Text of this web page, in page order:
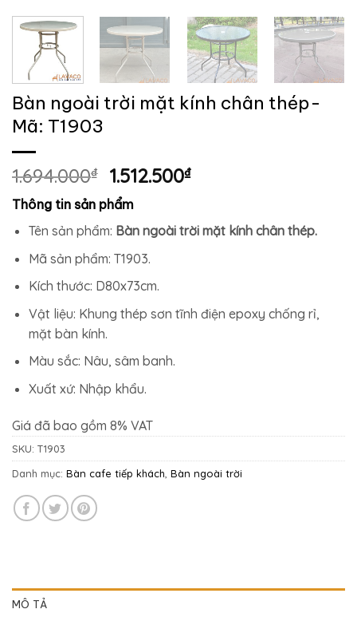
Bàn ngoài trời mặt kính chân thép-
Mã: T1903
1.694.000₫
Giá
gốc
là:
1.694.000₫.
1.512.500₫Giá
là:
Thông tin sản phẩm
Tên sản phẩm: Bàn ngoài trời mặt kính chân thép.
Mã sản phẩm: T1903.
Kích thước: D80x73cm.
Vật liệu: Khung thép sơn tĩnh điện epoxy chống rỉ,
mặt bàn kính.
Màu sắc: Nâu, sâm banh.
Xuất xứ: Nhập khẩu.
Giá đã bao gồm 8% VAT
SKU: T1903
Danh mục: Bàn cafe tiếp khách Bàn ngoài trời
MÔ TẢ